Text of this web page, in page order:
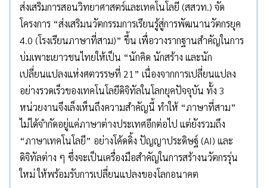
ส่งเสริมการสอนวิทยาศาสตร์และเทคโนโลยี (สสวท.) จัด
โครงการ “ส่งเสริมนวัตกรรมการเรียนรู้สู่การพัฒนานวัตกรยุค
4.0 (โรงเรียนภาษาที่สาม)” ขึ้น เพื่อวางรากฐานสำคัญในการ
บ่มเพาะเยาวชนไทยให้เป็น “นักคิด นักสร้าง และนัก
เปลี่ยนแปลงแห่งศตวรรษที่ 21” เนื่องจากการเปลี่ยนแปลง
อย่างรวดเร็วของเทคโนโลยีดิจิทัลในโลกยุคปัจจุบัน ทั้ง 3
หน่วยงานจึงเล็งเห็นถึงความสำคัญนี้ ทำให้ “ภาษาที่สาม”
ไม่ได้จำกัดอยู่แค่ภาษาต่างประเทศอีกต่อไป แต่ยังรวมถึง
“ภาษาเทคโนโลยี” อย่างโค้ดดิ้ง ปัญญาประดิษฐ์ (AI) และ
ดิจิทัลต่าง ๆ ซึ่งจะเป็นเครื่องมือสำคัญในการสร้างนวัตกรรุ่น
ใหม่ ให้พร้อมรับการเปลี่ยนแปลงของโลกอนาคต